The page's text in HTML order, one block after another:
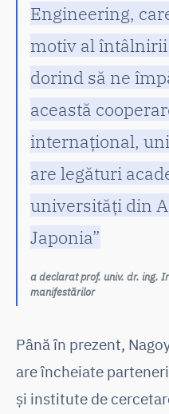
Engineering,
motiv al întâlnirii
dorind să ne
această
internațional,
are legături
universități din
Japonia”
a declarat prof. univ. dr. ing.
manifestărilor
Până în prezent,
are încheiate
și institute de